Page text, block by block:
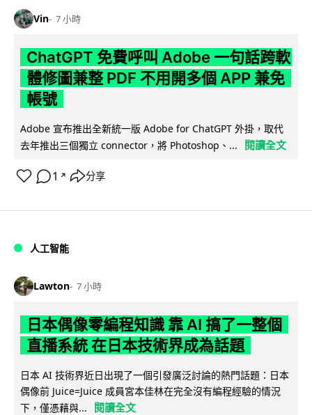
Vin 7 小時
ChatGPT 免費呼叫 Adobe 一句話跨軟
體修圖兼整 PDF 不用開多個 APP 兼免
帳號
Adobe 宣布推出全新統一版 Adobe for ChatGPT 外掛，取代
去年推出三個獨立 connector，將 Photoshop、...
閱讀全文
1 ↗ 分享
人工智能
Lawton 7 小時
日本偶像零編程知識 靠 AI 搞了一整個
直播系統 在日本技術界成為話題
日本 AI 技術界近日出現了一個引發廣泛討論的熱門話題：日本
偶像前 Juice=Juice 成員宮本佳林在完全沒有編程經驗的情況
下，僅憑藉與...
閱讀全文